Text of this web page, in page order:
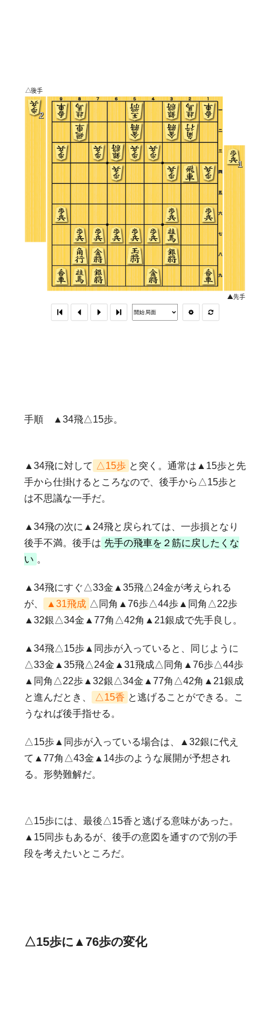
手順 ▲34飛△15歩。
▲34飛に対して △15歩 と突く。通常は▲15歩と先
手から仕掛けるところなので、後手から△15歩と
は不思議な一手だ。
▲34飛の次に▲24飛と戻られては、一歩損となり
後手不満。後手は 先手の飛車を２筋に戻したくな
い 。
▲34飛にすぐ△33金▲35飛△24金が考えられる
が、
▲31飛成 △同角▲76歩△44歩▲同角△22歩
▲32銀△34金▲77角△42角▲21銀成で先手良し。
▲34飛△15歩▲同歩が入っていると、同じように
△33金▲35飛△24金▲31飛成△同角▲76歩△44歩
▲同角△22歩▲32銀△34金▲77角△42角▲21銀成
と進んだとき、
△15香 と逃げることができる。こ
うなれば後手指せる。
△15歩▲同歩が入っている場合は、▲32銀に代え
て▲77角△43金▲14歩のような展開が予想され
る。形勢難解だ。
△15歩には、最後△15香と逃げる意味があった。
▲15同歩もあるが、後手の意図を通すので別の手
段を考えたいところだ。
△15歩に▲76歩の変化